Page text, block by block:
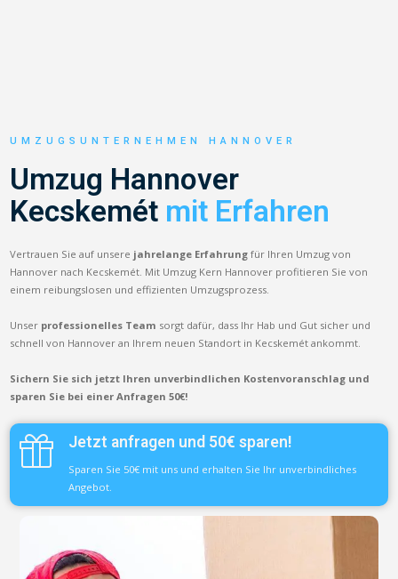
UMZUGSUNTERNEHMEN HANNOVER
Umzug Hannover
Kecskemét mit Erfahren
Vertrauen Sie auf unsere jahrelange Erfahrung für Ihren Umzug von
Hannover nach Kecskemét. Mit Umzug Kern Hannover profitieren Sie von
einem reibungslosen und effizienten Umzugsprozess.
Unser professionelles Team sorgt dafür, dass Ihr Hab und Gut sicher und
schnell von Hannover an Ihrem neuen Standort in Kecskemét ankommt.
Sichern Sie sich jetzt Ihren unverbindlichen Kostenvoranschlag und
sparen Sie bei einer Anfragen 50€!
Jetzt anfragen und 50€ sparen!
Sparen Sie 50€ mit uns und erhalten Sie Ihr unverbindliches
Angebot.